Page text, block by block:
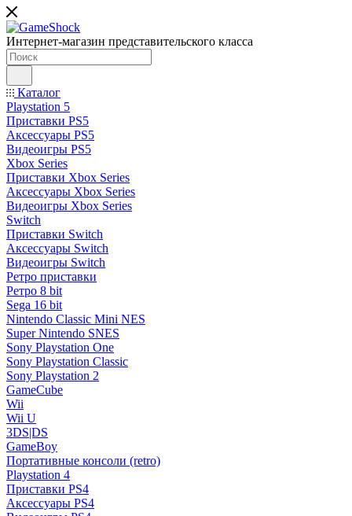
Интернет-магазин представительского класса
Каталог
Playstation 5
Приставки PS5
Аксессуары PS5
Видеоигры PS5
Xbox Series
Приставки Xbox Series
Аксессуары Xbox Series
Видеоигры Xbox Series
Switch
Приставки Switch
Аксессуары Switch
Видеоигры Switch
Ретро приставки
Ретро 8 bit
Sega 16 bit
Nintendo Classic Mini NES
Super Nintendo SNES
Sony Playstation One
Sony Playstation Classic
Sony Playstation 2
GameCube
Wii
Wii U
3DS|DS
GameBoy
Портативные консоли (retro)
Playstation 4
Приставки PS4
Аксессуары PS4